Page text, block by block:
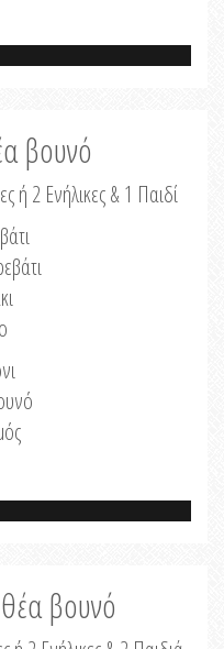
βουνό
ή 2 Ενήλικες & 1 Παιδί
βουνό